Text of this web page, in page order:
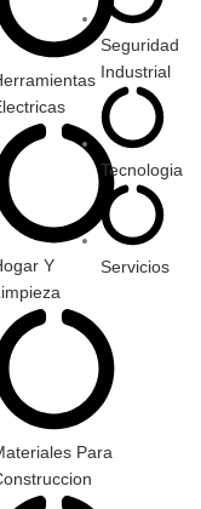
Y
Para
Seguridad
Industrial
Tecnologia
Servicios